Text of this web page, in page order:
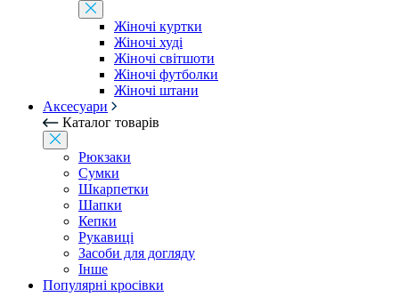
Жіночі куртки
Жіночі худі
Жіночі світшоти
Жіночі футболки
Жіночі штани
Аксесуари
Каталог товарів
Рюкзаки
Сумки
Шкарпетки
Шапки
Кепки
Рукавиці
Засоби для догляду
Інше
Популярні кросівки